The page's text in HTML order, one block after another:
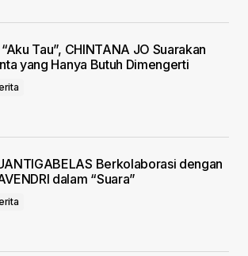
“Aku Tau”, CHINTANA JO Suarakan
yang Hanya Butuh Dimengerti
Berkolaborasi dengan
dalam “Suara”